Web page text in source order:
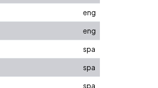
eng
eng
spa
spa
spa